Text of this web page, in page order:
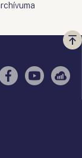
a
Facebook
YouTube